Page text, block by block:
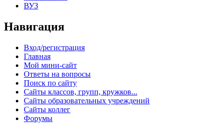
ВУЗ
Навигация
Вход/регистрация
Главная
Мой мини-сайт
Ответы на вопросы
Поиск по сайту
Сайты классов, групп, кружков...
Сайты образовательных учреждений
Сайты коллег
Форумы